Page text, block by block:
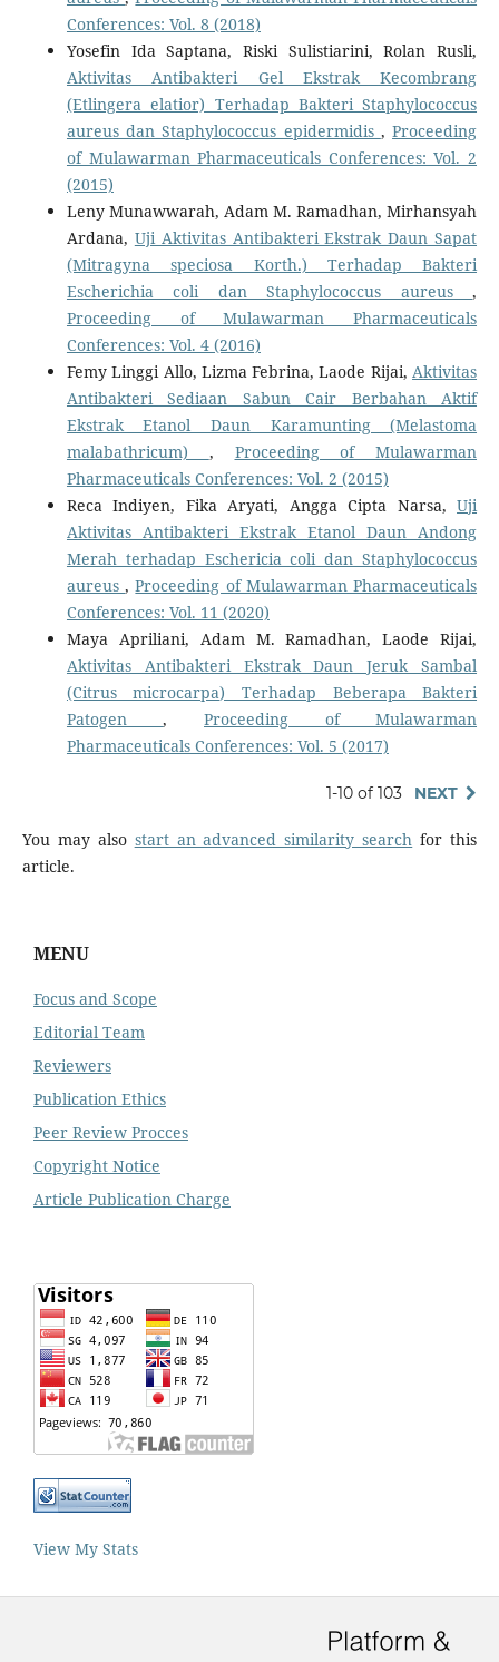
Conferences: Vol. 8 (2018)
Yosefin Ida Saptana, Riski Sulistiarini, Rolan Rusli,
Aktivitas Antibakteri Gel Ekstrak Kecombrang
(Etlingera elatior) Terhadap Bakteri Staphylococcus
aureus dan Staphylococcus epidermidis ,Proceeding
of Mulawarman Pharmaceuticals Conferences: Vol. 2
(2015)
Leny Munawwarah, Adam M. Ramadhan, Mirhansyah
Ardana, Uji Aktivitas Antibakteri Ekstrak Daun Sapat
(Mitragyna speciosa Korth.) Terhadap Bakteri
Escherichia coli dan Staphylococcus aureus,
Proceeding of Mulawarman Pharmaceuticals
Conferences: Vol. 4 (2016)
Femy Linggi Allo, Lizma Febrina, Laode Rijai, Aktivitas
Antibakteri Sediaan Sabun Cair Berbahan Aktif
Ekstrak Etanol Daun Karamunting (Melastoma
malabathricum) , Proceeding of Mulawarman
Pharmaceuticals Conferences: Vol. 2 (2015)
Reca Indiyen, Fika Aryati, Angga Cipta Narsa,Uji
Aktivitas Antibakteri Ekstrak Etanol Daun Andong
Merah terhadap Eschericia coli dan Staphylococcus
aureus,Proceeding of Mulawarman Pharmaceuticals
Conferences: Vol. 11 (2020)
Maya Apriliani, Adam M. Ramadhan, Laode Rijai,
Aktivitas Antibakteri Ekstrak Daun Jeruk Sambal
(Citrus microcarpa) Terhadap Beberapa Bakteri
Patogen, Proceeding of Mulawarman
Pharmaceuticals Conferences: Vol. 5 (2017)
1-10 of 103 NEXT
You may also start an advanced similarity search for this
article.
MENU
Focus and Scope
Editorial Team
Reviewers
Publication Ethics
Peer Review Procces
Copyright Notice
Article Publication Charge
View My Stats